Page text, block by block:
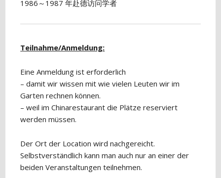
1986～1987 年赴德访问学者
Teilnahme/Anmeldung:
Eine Anmeldung ist erforderlich
– damit wir wissen mit wie vielen Leuten wir im
Garten rechnen können.
– weil im Chinarestaurant die Plätze reserviert
werden müssen.
Der Ort der Location wird nachgereicht.
Selbstverständlich kann man auch nur an einer der
beiden Veranstaltungen teilnehmen.